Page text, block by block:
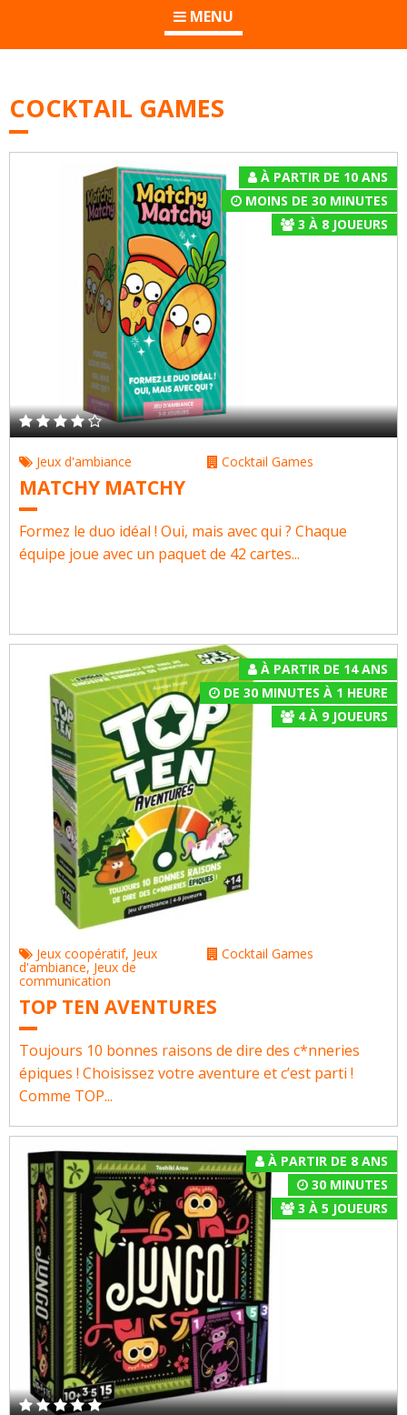
MENU
COCKTAIL GAMES
À PARTIR DE 10 ANS
MOINS DE 30 MINUTES
3 À 8JOUEURS
Jeux d'ambiance Cocktail Games
MATCHY MATCHY
Formez le duo idéal ! Oui, mais avec qui ? Chaque
équipe joue avec un paquet de 42 cartes...
À PARTIR DE 14 ANS
DE 30 MINUTES À 1 HEURE
4À 9JOUEURS
Jeux coopératif, Jeux
d'ambiance, Jeux de
communication
Cocktail Games
TOP TEN AVENTURES
Toujours 10 bonnes raisons de dire des c*nneries
épiques ! Choisissez votre aventure et c’est parti !
Comme TOP...
À PARTIR DE 8 ANS
30 MINUTES
3 À 5 JOUEURS